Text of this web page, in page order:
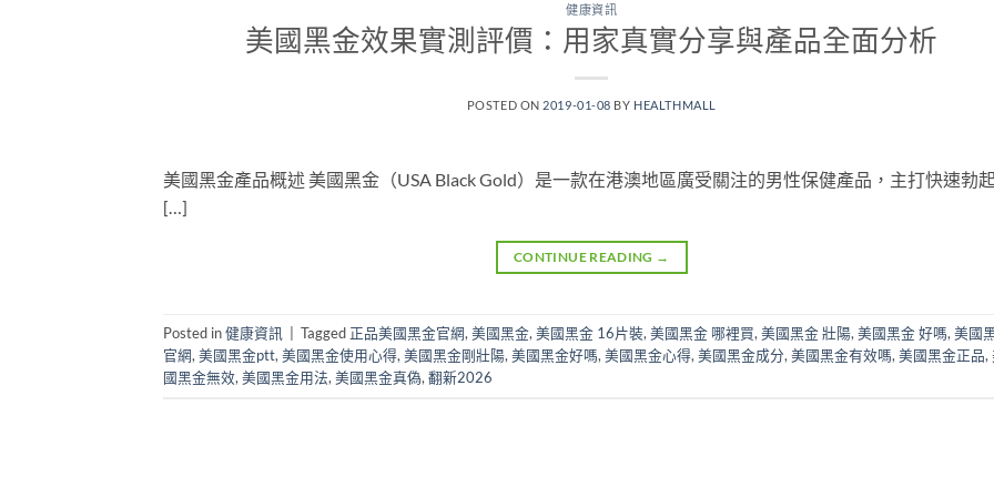
健康資訊
美國黑金效果實測評價：用家真實分享與產品全面分析
POSTED ON 2019-01-08 BY HEALTHMALL
美國黑金產品概述 美國黑金（USA Black Gold）是一款在港澳地區廣受關注的男性保健產品，主打快速勃
[…]
CONTINUE READING →
Posted in健康資訊 Tagged 正品美國黑金官網, 美國黑金, 美國黑金 16片裝, 美國黑金 哪裡買, 美國黑金 壯陽, 美國黑金 好嗎, 美國
官網, 美國黑金ptt, 美國黑金使用心得, 美國黑金剛壯陽, 美國黑金好嗎, 美國黑金心得, 美國黑金成分, 美國黑金有效嗎, 美國黑金正品,
國黑金無效, 美國黑金用法, 美國黑金真偽, 翻新2026